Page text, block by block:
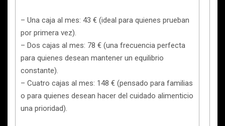
– Una caja al mes: 43 € (ideal para quienes prueban
por primera vez).
– Dos cajas al mes: 78 € (una frecuencia perfecta
para quienes desean mantener un equilibrio
constante).
– Cuatro cajas al mes: 148 € (pensado para familias
o para quienes desean hacer del cuidado alimenticio
una prioridad).